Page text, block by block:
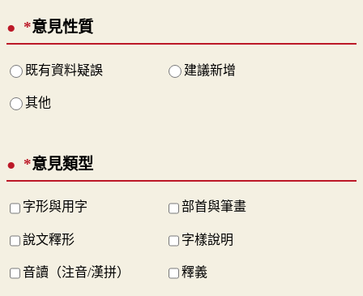
*意見性質
既有資料疑誤 建議新增
其他
*意見類型
字形與用字 部首與筆畫
說文釋形 字樣說明
音讀（注音/漢拼） 釋義